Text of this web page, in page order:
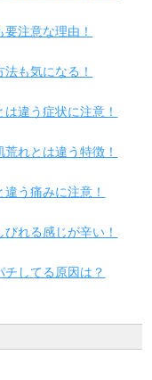
注意な理由！
も気になる！
違う症状に注意！
れとは違う特徴！
う痛みに注意！
れる感じが辛い！
してる原因は？